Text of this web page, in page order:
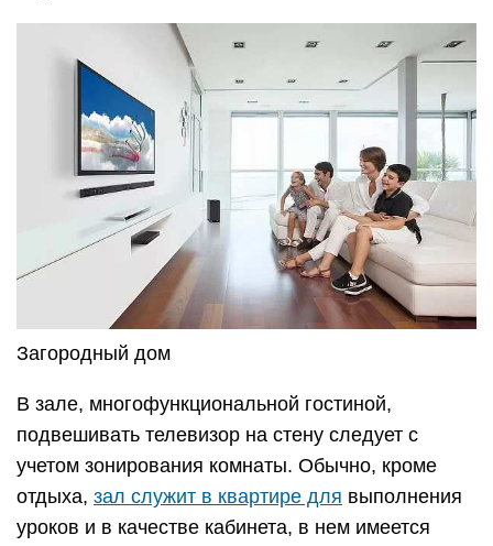
Загородный дом
В зале, многофункциональной гостиной,
подвешивать телевизор на стену следует с
учетом зонирования комнаты. Обычно, кроме
отдыха, зал служит в квартире для выполнения
уроков и в качестве кабинета, в нем имеется